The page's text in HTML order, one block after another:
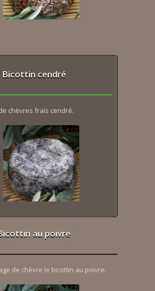
Bicottin cendré
chèvres frais cendré.
au poivre
de chèvre le bicottin au poivre.